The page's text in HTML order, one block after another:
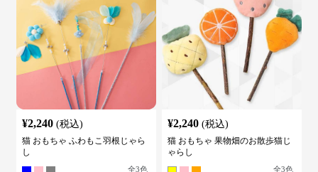
¥2,240 (税込)
猫 おもちゃ ふわもこ羽根じゃら
し
全3色
¥2,240 (税込)
猫 おもちゃ 果物畑のお散歩猫じ
ゃらし
全3色